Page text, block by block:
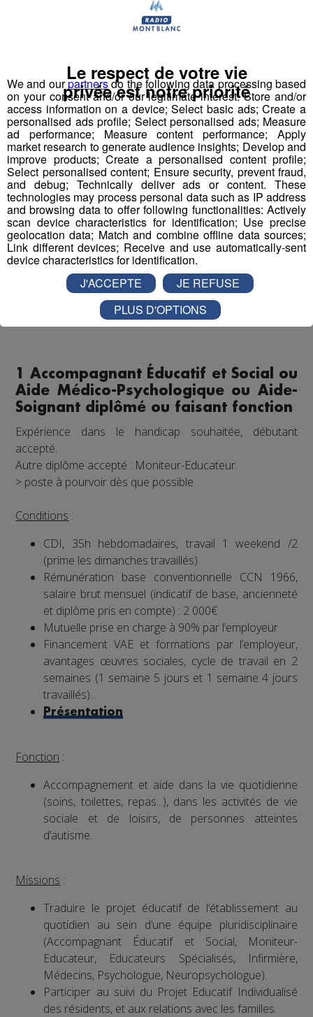
travaillons ardemment pour apporter le meilleur cadre
de vie possible aux résidents de l’établissement. Nous
assurer le meilleur service possible.
Nous appliquons ce principe à tous les niveaux de
l’organisation et c’est pourquoi nous recherchons des
personnalités dynamiques qui sauront réunir tous les
éléments afin que la Maison Notre Dame de Philerme
soit reconnue comme une référence dans
l’accompagnement de personnes atteintes de TSA
(Troubles du Spectre Autistique).
La Maison Notre Dame de Philerme recrute plusieurs
profils :
1 Accompagnant Éducatif et Social ou
Aide Médico-Psychologique ou Aide-
Soignant diplômé ou faisant fonction
Expérience dans le handicap souhaitée, débutant
accepté.
Autre diplôme accepté : Moniteur-Educateur.
> poste à pourvoir dès que possible
Conditions :
CDI, 35h hebdomadaires, travail 1 weekend /2
(prime les dimanches travaillés)
Rémunération base conventionnelle CCN 1966,
salaire brut mensuel (indicatif de base, ancienneté
et diplôme pris en compte) : 2 000€
Mutuelle prise en charge à 90% par l’employeur
Financement VAE et formations par l’employeur,
avantages œuvres sociales, cycle de travail en 2
semaines (1 semaine 5 jours et 1 semaine 4 jours
travaillés)...
Présentation
Fonction :
Accompagnement et aide dans la vie quotidienne
(soins, toilettes, repas...), dans les activités de vie
sociale et de loisirs, de personnes atteintes
d’autisme.
Missions :
Traduire le projet éducatif de l’établissement au
quotidien au sein d’une équipe pluridisciplinaire
(Accompagnant Éducatif et Social, Moniteur-
Educateur, Educateurs Spécialisés, Infirmière,
Médecins, Psychologue, Neuropsychologue).
Participer au suivi du Projet Educatif Individualisé
des résidents, et aux relations avec les familles.
We and ourpartnersdo the following data processing based
on your consent and/or our legitimate interest: Store and/or
access information on a device; Select basic ads; Create a
personalised ads profile; Select personalised ads; Measure
ad performance; Measure content performance; Apply
market research to generate audience insights; Develop and
improve products; Create a personalised content profile;
Select personalised content; Ensure security, prevent fraud,
and debug; Technically deliver ads or content. These
technologies may process personal data such as IP address
and browsing data to offer following functionalities: Actively
scan device characteristics for identification; Use precise
geolocation data; Match and combine offline data sources;
Link different devices; Receive and use automatically-sent
device characteristics for identification.
Le respect de votre vie
privée est notre priorité
J'ACCEPTE
JE REFUSE
PLUS D'OPTIONS